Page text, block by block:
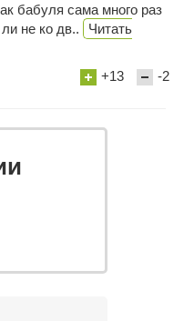
бабуля сама много раз
не ко дв..
Читать
+13 -2